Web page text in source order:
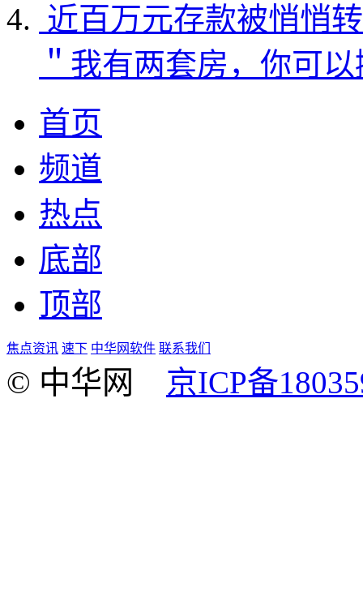
近百万元存款被悄悄
＂我有两套房，你可
首页
频道
热点
底部
顶部
焦点资讯 速下 中华网软件 联系我们
© 中华网 京ICP备